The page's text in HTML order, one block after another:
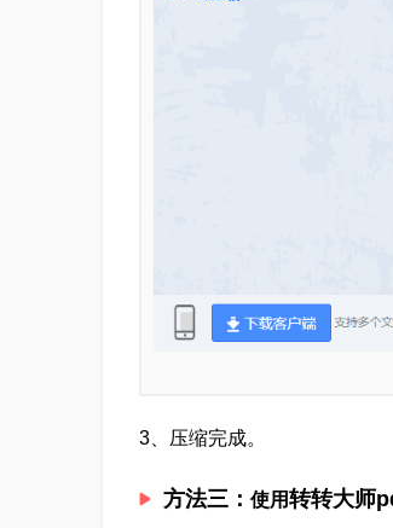
3、压缩完成。
方法三： 使用转转大师